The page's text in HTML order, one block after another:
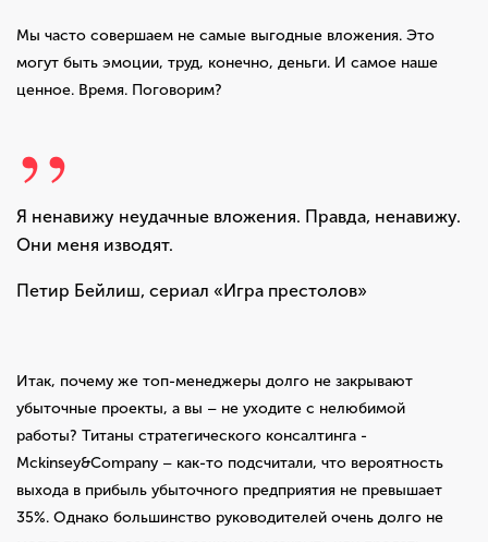
Мы часто совершаем не самые выгодные вложения. Это
могут быть эмоции, труд, конечно, деньги. И самое наше
ценное. Время. Поговорим?
Я ненавижу неудачные вложения. Правда, ненавижу.
Они меня изводят.
Петир Бейлиш, сериал «Игра престолов»
Итак, почему же топ-менеджеры долго не закрывают
убыточные проекты, а вы – не уходите с нелюбимой
работы? Титаны стратегического консалтинга -
Mckinsey&Company – как-то подсчитали, что вероятность
выхода в прибыль убыточного предприятия не превышает
35%. Однако большинство руководителей очень долго не